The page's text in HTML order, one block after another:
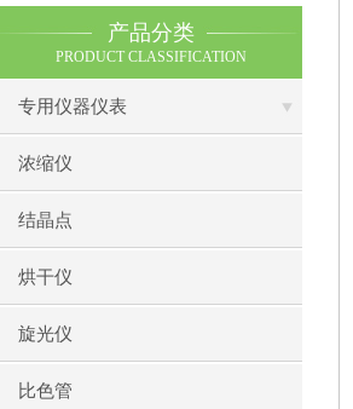
产品分类
PRODUCT CLASSIFICATION
专用仪器仪表
浓缩仪
结晶点
烘干仪
旋光仪
比色管